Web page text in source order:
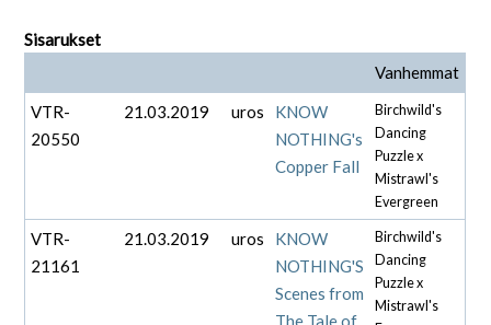
Sisarukset
Vanhemmat
VTR-
20550
21.03.2019 uros
KNOW
NOTHING's
Copper Fall
Birchwild's
Dancing
Puzzle x
Mistrawl's
Evergreen
VTR-
21161
21.03.2019 uros
KNOW
NOTHING'S
Scenes from
The Tale of
Birchwild's
Dancing
Puzzle x
Mistrawl's